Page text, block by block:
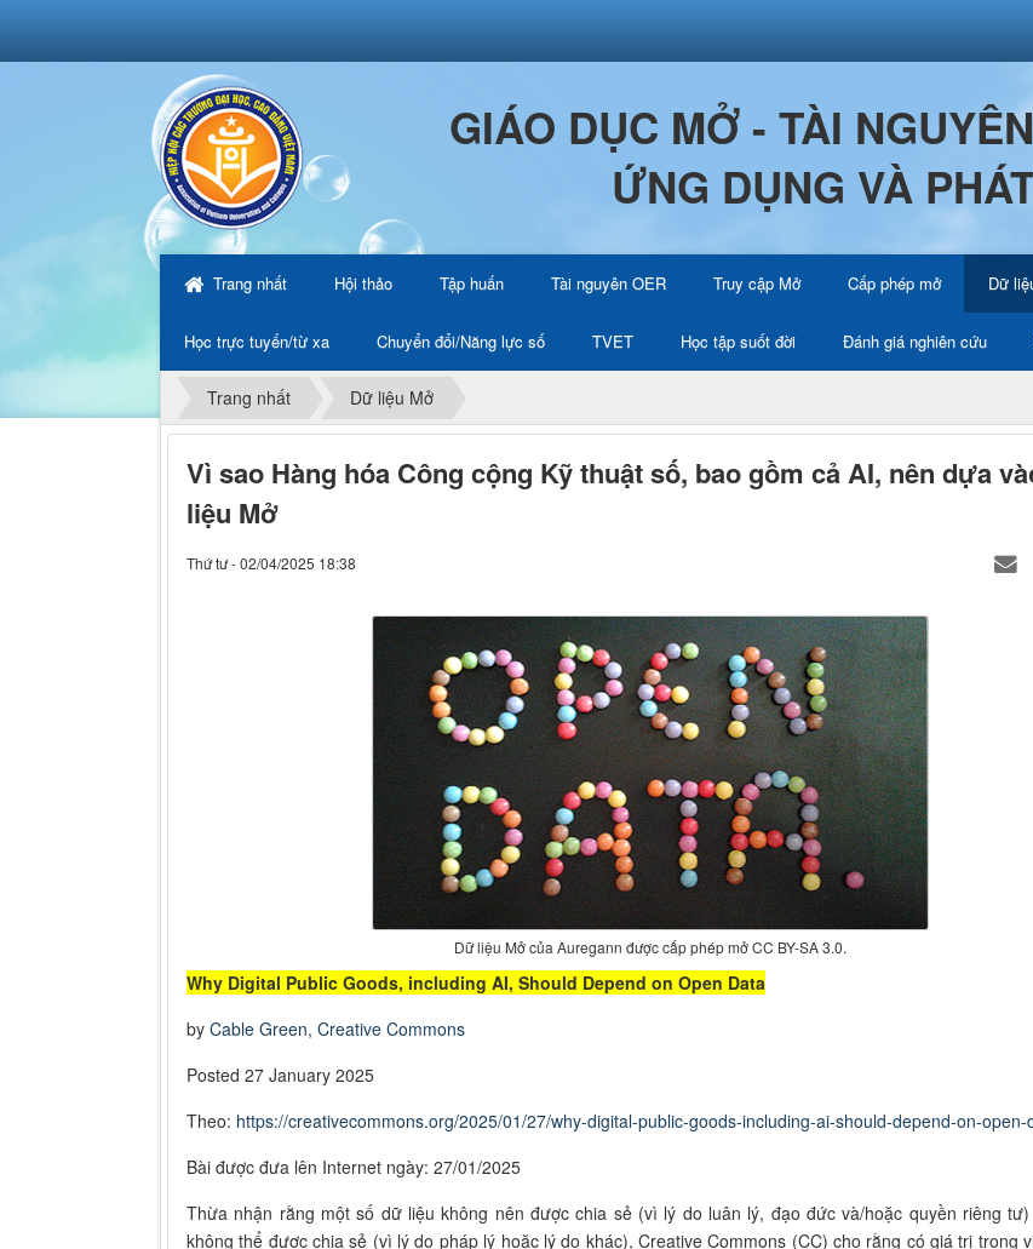
GIÁO DỤC MỞ - TÀI
ỨNG DỤNG VÀ
Trang nhất Hội thảo Tập huấn Tài nguyên OER Truy cập Mở Cấp phép mở Dữ
Học trực tuyến/từ xa Chuyển đổi/Năng lực số TVET Học tập suốt đời Đánh giá nghiên cứu
Trang nhất Dữ liệu Mở
Vì sao Hàng hóa Công cộng Kỹ thuật số, bao gồm cả AI, nên dựa
liệu Mở
Thứ tư - 02/04/2025 18:38
Dữ liệu Mở của Auregann được cấp phép mở CC BY-SA 3.0.
Why Digital Public Goods, including AI, Should Depend on Open Data
by Cable Green, Creative Commons
Posted 27 January 2025
Theo: https://creativecommons.org/2025/01/27/why-digital-public-goods-including-ai-should-depend-on-open-
Bài được đưa lên Internet ngày: 27/01/2025
Thừa nhận rằng một số dữ liệu không nên được chia sẻ (vì lý do luân lý, đạo đức và/hoặc quyền riêng
không thể được chia sẻ (vì lý do pháp lý hoặc lý do khác), Creative Commons (CC) cho rằng có giá trị trong